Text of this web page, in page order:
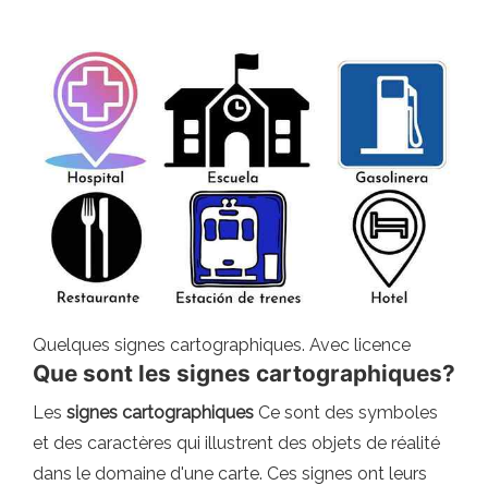
Quelques signes cartographiques. Avec licence
Que sont les signes cartographiques?
Les signes cartographiques Ce sont des symboles
et des caractères qui illustrent des objets de réalité
dans le domaine d'une carte. Ces signes ont leurs